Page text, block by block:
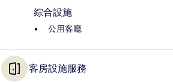
綜合設施
公用客廳
客房設施服務